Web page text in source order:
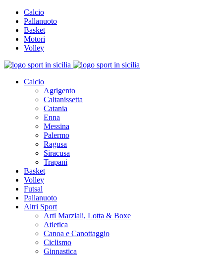
Calcio
Pallanuoto
Basket
Motori
Volley
Calcio
Agrigento
Caltanissetta
Catania
Enna
Messina
Palermo
Ragusa
Siracusa
Trapani
Basket
Volley
Futsal
Pallanuoto
Altri Sport
Arti Marziali, Lotta & Boxe
Atletica
Canoa e Canottaggio
Ciclismo
Ginnastica